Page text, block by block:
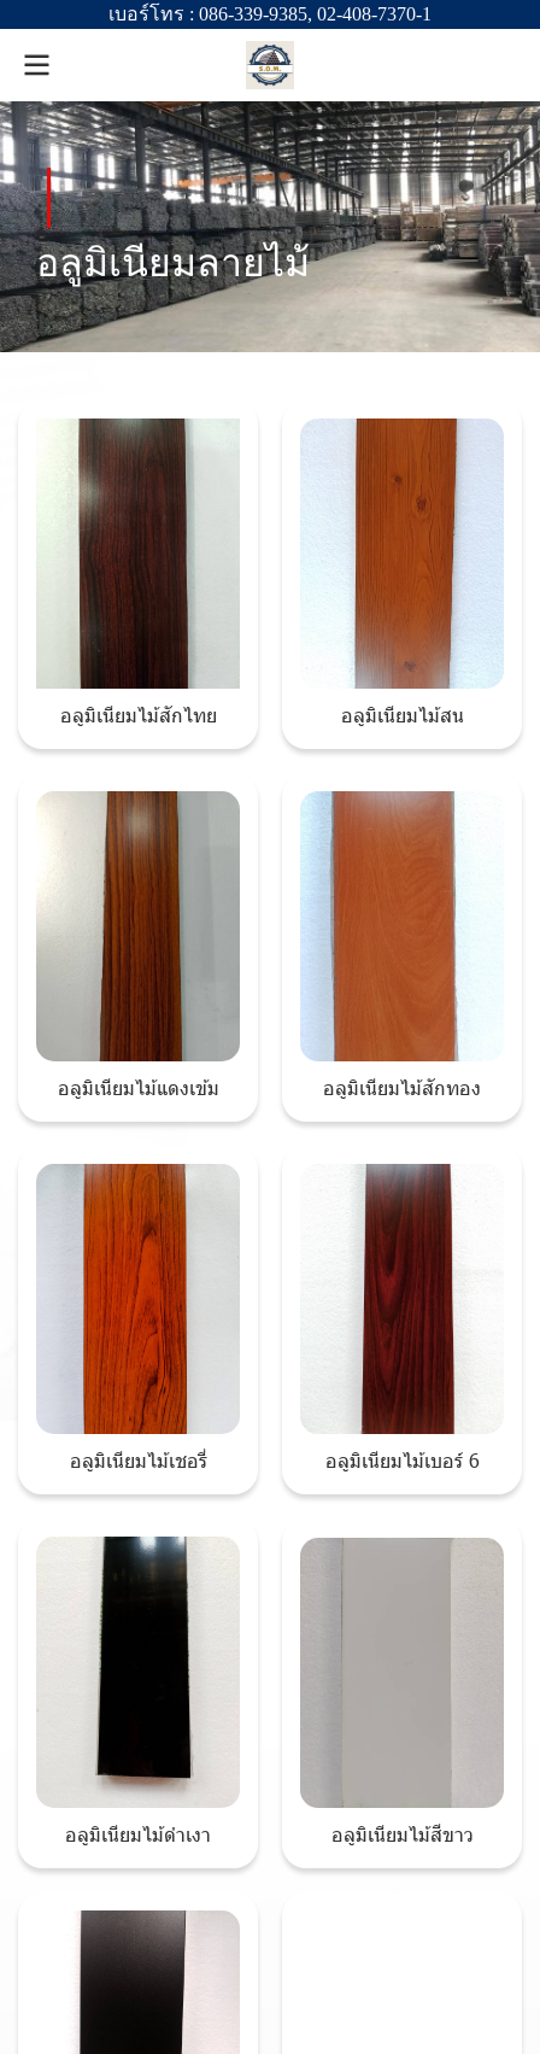
เบอร์โทร : 086-339-9385, 02-408-7370-1
อลูมิเนียมลายไม้
อลูมิเนียมไม้สักไทย อลูมิเนียมไม้สน
อลูมิเนียมไม้แดงเข้ม อลูมิเนียมไม้สักทอง
อลูมิเนียมไม้เชอรี่ อลูมิเนียมไม้เบอร์ 6
อลูมิเนียมไม้ดำเงา อลูมิเนียมไม้สีขาว